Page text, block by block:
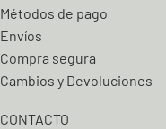
Métodos de pago
Envíos
Compra segura
Cambios y Devoluciones
CONTACTO